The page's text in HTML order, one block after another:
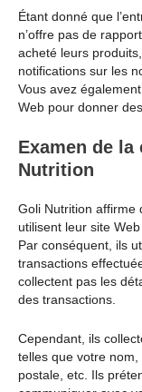
Étant donné que
n’offre pas de
acheté leurs
notifications sur les
Vous avez
Web pour donner
Examen de
Nutrition
Goli Nutrition affirme
utilisent leur site
Par conséquent, ils
transactions
collectent pas les
des transactions.
Cependant, ils
telles que votre
postale, etc. Ils